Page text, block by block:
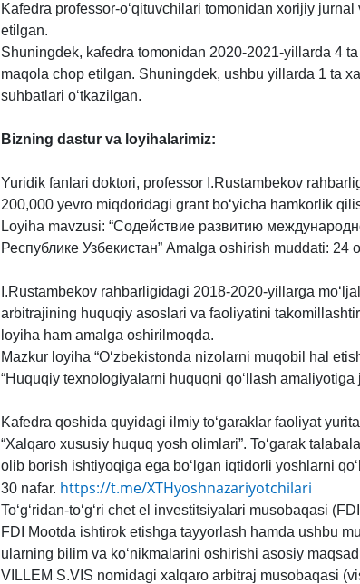
Kafedra professor-o‘qituvchilari tomonidan xorijiy
etilgan.
Shuningdek, kafedra tomonidan 2020-2021-yillarda 4
maqola chop etilgan. Shuningdek, ushbu yillarda 1 ta
suhbatlari o‘tkazilgan.
Bizning dastur va loyihalarimiz:
Yuridik fanlari doktori, professor I.Rustambekov
200,000 yevro miqdoridagi grant bo‘yicha hamkorlik
Loyiha mavzusi: “Содействие развитию
Республике Узбекистан” Amalga oshirish muddati: 24
.Rustambekov rahbarligidagi 2018-2020-yillarga mo‘
arbitrajining huquqiy asoslari va faoliyatini
loyiha ham amalga oshirilmoqda.
Mazkur loyiha “O‘zbekistonda nizolarni muqobil hal
“Huquqiy texnologiyalarni huquqni qo‘ llash amaliyotiga
Kafedra qoshida quyidagi ilmiy to‘garaklar faoliyat
“Xalqaro xususiy huquq yosh olimlari”. To‘garak
olib borish ishtiyoqiga ega bo‘lgan iqtidorli yoshlarni
30 nafar. https://t.me/XTHyoshnazariyotchilari
To‘g‘ridan-to‘g‘ri chet el investitsiyalari musobaqasi
FDI Mootda ishtirok etishga tayyorlash hamda ushbu
ularning bilim va ko‘nikmalarini oshirishi asosiy
VILLEM S.VIS nomidagi xalqaro arbitraj musobaqasi